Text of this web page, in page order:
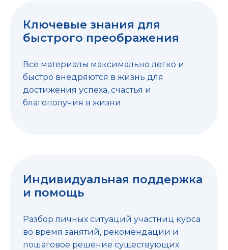
Ключевые знания для
быстрого преображения
Все материалы максимально легко и
быстро внедряются в жизнь для
достижения успеха, счастья и
благополучия в жизни
Индивидуальная поддержка
и помощь
Разбор личных ситуаций участниц курса
во время занятий, рекомендации и
пошаговое решение существующих